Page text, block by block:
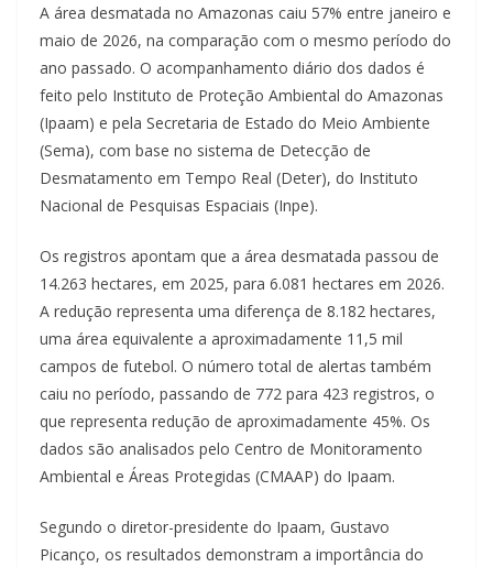
A área desmatada no Amazonas caiu 57% entre janeiro e
maio de 2026, na comparação com o mesmo período do
ano passado. O acompanhamento diário dos dados é
feito pelo Instituto de Proteção Ambiental do Amazonas
(Ipaam) e pela Secretaria de Estado do Meio Ambiente
(Sema), com base no sistema de Detecção de
Desmatamento em Tempo Real (Deter), do Instituto
Nacional de Pesquisas Espaciais (Inpe).
Os registros apontam que a área desmatada passou de
14.263 hectares, em 2025, para 6.081 hectares em 2026.
A redução representa uma diferença de 8.182 hectares,
uma área equivalente a aproximadamente 11,5 mil
campos de futebol. O número total de alertas também
caiu no período, passando de 772 para 423 registros, o
que representa redução de aproximadamente 45%. Os
dados são analisados pelo Centro de Monitoramento
Ambiental e Áreas Protegidas (CMAAP) do Ipaam.
Segundo o diretor-presidente do Ipaam, Gustavo
Picanço, os resultados demonstram a importância do